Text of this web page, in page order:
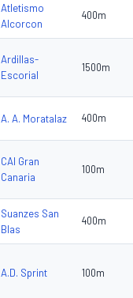
Atletismo
Alcorcon
400m
Ardillas-
Escorial
1500m
A. A. Moratalaz 400m
CAI Gran
Canaria
100m
Suanzes San
Blas
400m
A.D. Sprint 100m